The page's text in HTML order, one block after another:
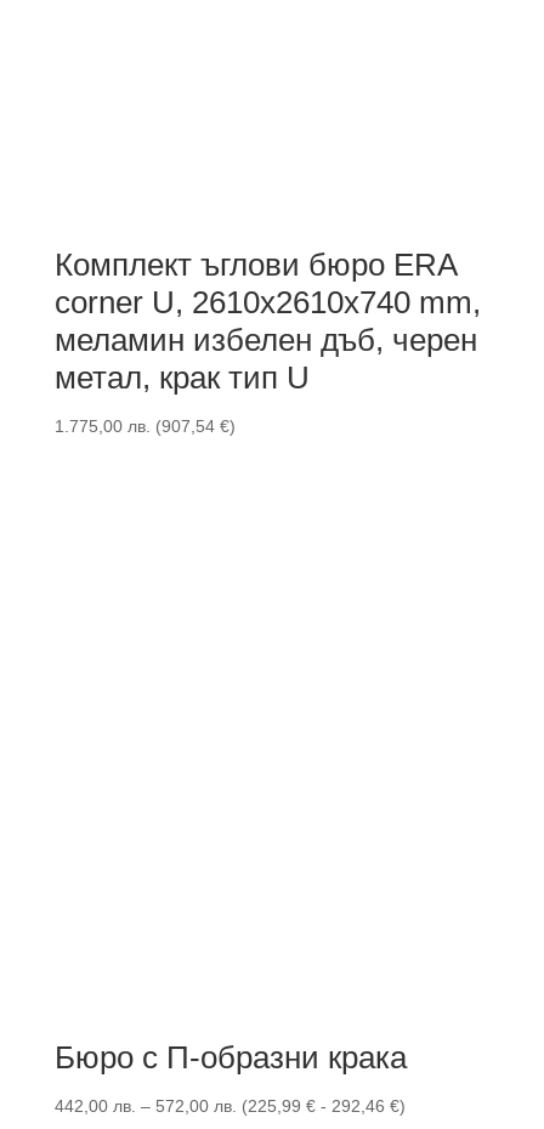
Комплект ъглови бюрo ERA
corner U, 2610x2610x740 mm,
меламин избелен дъб, черен
метал, крак тип U
1.775,00 лв. (907,54 €)
Бюро с П-образни крака
442,00 лв. – 572,00 лв. Price
(225,99 €- 292,46 €)